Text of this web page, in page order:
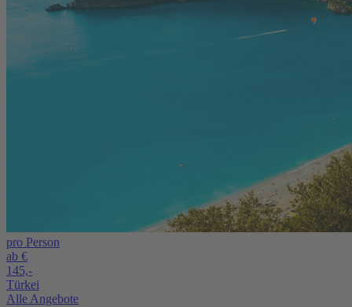
pro Person
ab €
145,-
Türkei
Alle Angebote